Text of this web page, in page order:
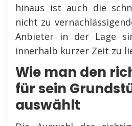
hinaus ist auch die
nicht zu
Anbieter in der Lage
innerhalb kurzer Zeit zu
Wie man den
für sein
auswählt